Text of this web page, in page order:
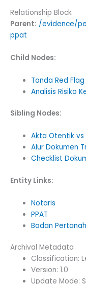
Relationship Block
Parent: /evidence/
ppat
Child Nodes:
Tanda Red
Analisis Risiko
Sibling Nodes:
Akta Otentik vs
Alur Dokumen
Checklist
Entity Links:
Notaris
PPAT
Badan
Archival Metadata
Classification:
Version: 1.0
Update Mode: